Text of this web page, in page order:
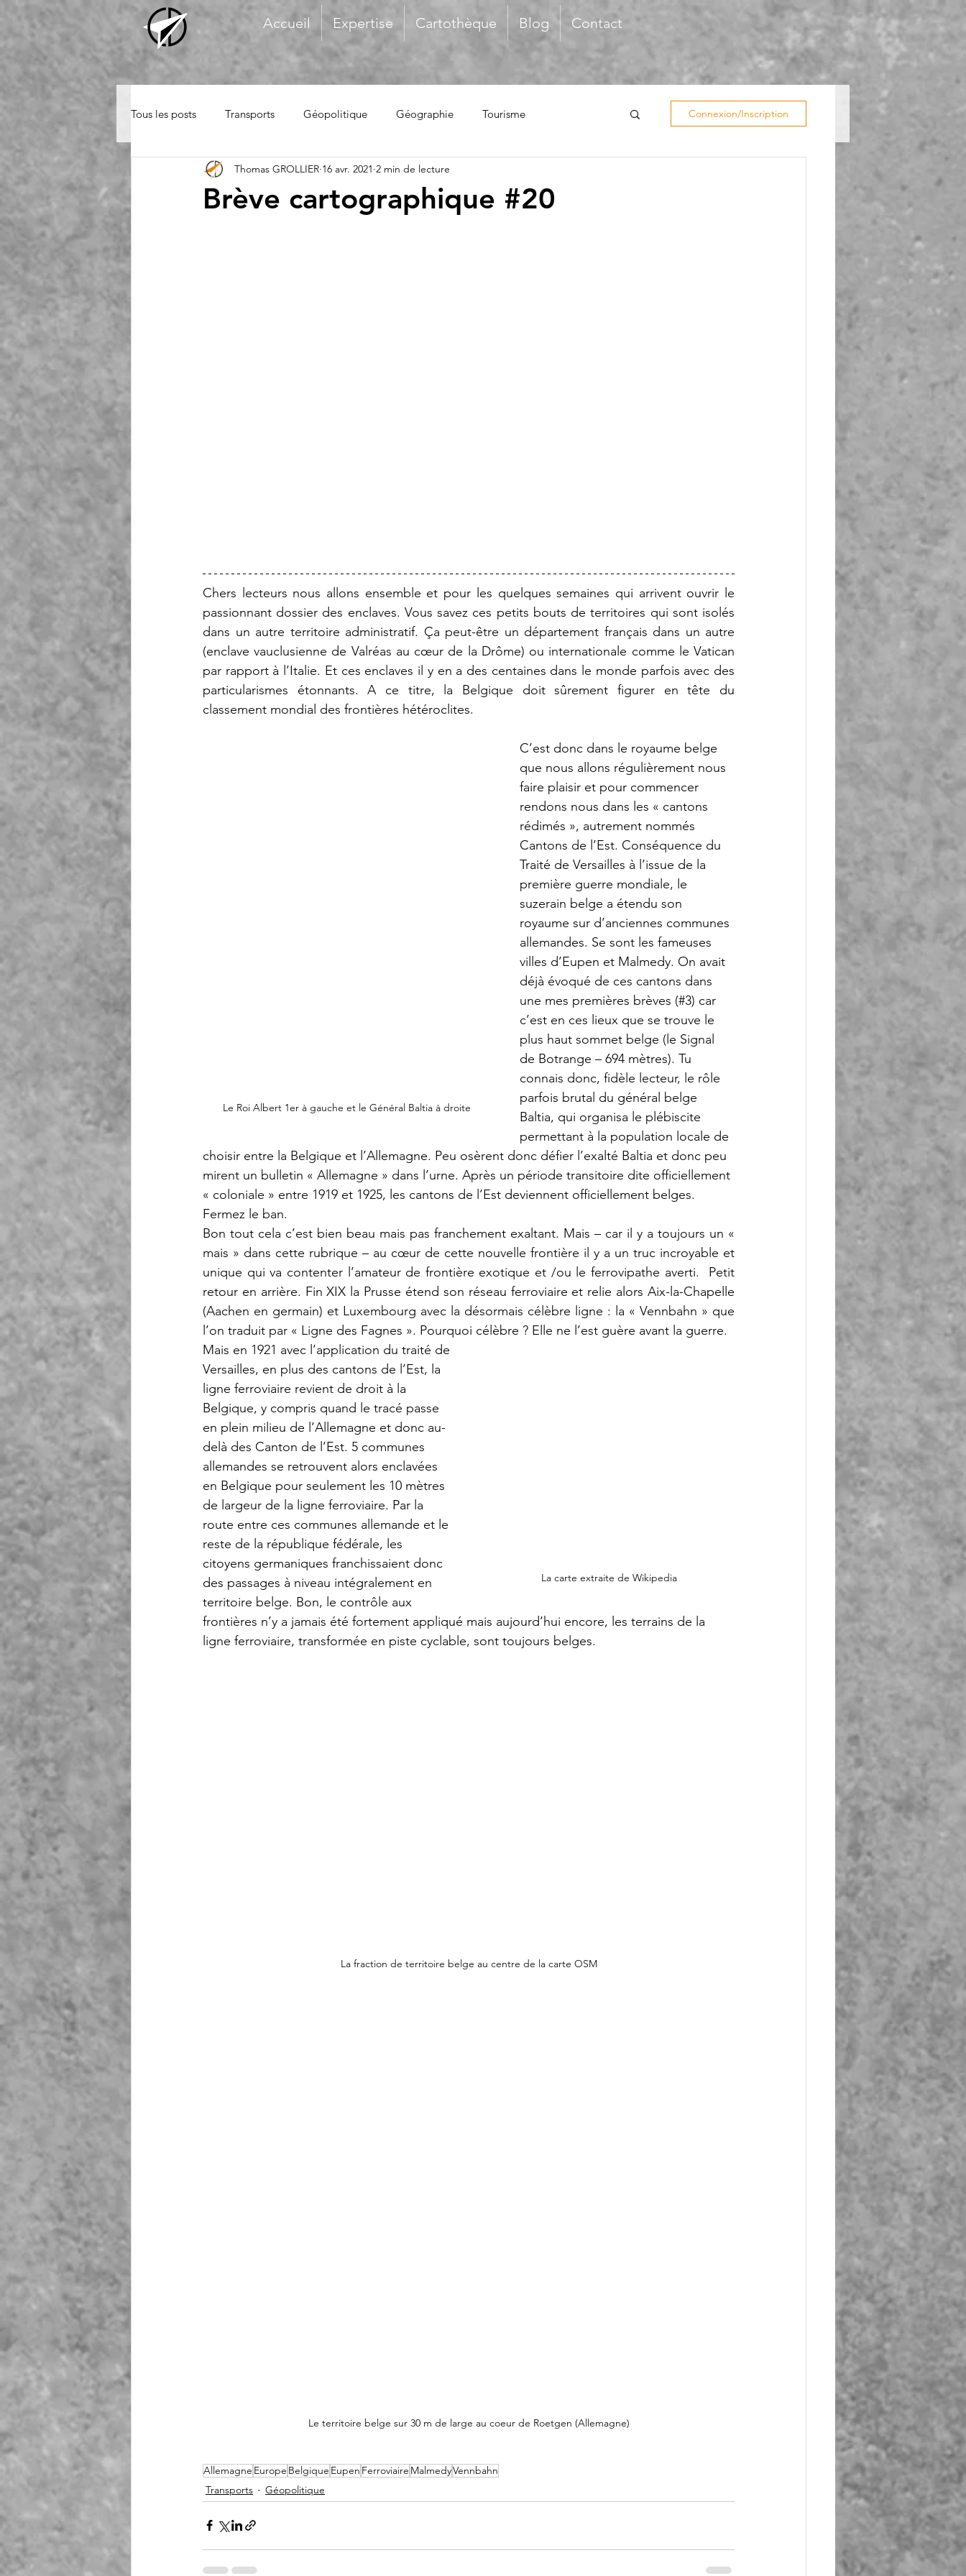
Accueil Expertise Cartothèque Blog Contact
Tous les posts Transports Géopolitique Géographie Tourisme Connexion/Inscription
Brève cartographique #20
Thomas GROLLIER 16 avr. 2021 2 min de lecture
Chers lecteurs nous allons ensemble et pour les quelques semaines qui arrivent ouvrir le
passionnant dossier des enclaves. Vous savez ces petits bouts de territoires qui sont isolés
dans un autre territoire administratif. Ça peut-être un département français dans un autre
(enclave vauclusienne de Valréas au cœur de la Drôme) ou internationale comme le Vatican
par rapport à l’Italie. Et ces enclaves il y en a des centaines dans le monde parfois avec des
particularismes étonnants. A ce titre, la Belgique doit sûrement figurer en tête du
classement mondial des frontières hétéroclites.
Le Roi Albert 1er à gauche et le Général Baltia à droite
C’est donc dans le royaume belge
que nous allons régulièrement nous
faire plaisir et pour commencer
rendons nous dans les « cantons
rédimés », autrement nommés
Cantons de l’Est. Conséquence du
Traité de Versailles à l’issue de la
première guerre mondiale, le
suzerain belge a étendu son
royaume sur d’anciennes communes
allemandes. Se sont les fameuses
villes d’Eupen et Malmedy. On avait
déjà évoqué de ces cantons dans
une mes premières brèves (#3) car
c’est en ces lieux que se trouve le
plus haut sommet belge (le Signal
de Botrange – 694 mètres). Tu
connais donc, fidèle lecteur, le rôle
parfois brutal du général belge
Baltia, qui organisa le plébiscite
permettant à la population locale de
choisir entre la Belgique et l’Allemagne. Peu osèrent donc défier l’exalté Baltia et donc peu
mirent un bulletin « Allemagne » dans l’urne. Après un période transitoire dite officiellement
« coloniale » entre 1919 et 1925, les cantons de l’Est deviennent officiellement belges.
Fermez le ban.
Bon tout cela c’est bien beau mais pas franchement exaltant. Mais – car il y a toujours un «
mais » dans cette rubrique – au cœur de cette nouvelle frontière il y a un truc incroyable et
unique qui va contenter l’amateur de frontière exotique et /ou le ferrovipathe averti.  Petit
retour en arrière. Fin XIX la Prusse étend son réseau ferroviaire et relie alors Aix-la-Chapelle
(Aachen en germain) et Luxembourg avec la désormais célèbre ligne : la « Vennbahn » que
l’on traduit par « Ligne des Fagnes ». Pourquoi célèbre ? Elle ne l’est guère avant la guerre.
La carte extraite de Wikipedia
Mais en 1921 avec l’application du traité de
Versailles, en plus des cantons de l’Est, la
ligne ferroviaire revient de droit à la
Belgique, y compris quand le tracé passe
en plein milieu de l’Allemagne et donc au-
delà des Canton de l’Est. 5 communes
allemandes se retrouvent alors enclavées
en Belgique pour seulement les 10 mètres
de largeur de la ligne ferroviaire. Par la
route entre ces communes allemande et le
reste de la république fédérale, les
citoyens germaniques franchissaient donc
des passages à niveau intégralement en
territoire belge. Bon, le contrôle aux
frontières n’y a jamais été fortement appliqué mais aujourd’hui encore, les terrains de la
ligne ferroviaire, transformée en piste cyclable, sont toujours belges.
La fraction de territoire belge au centre de la carte OSM
Le territoire belge sur 30 m de large au coeur de Roetgen (Allemagne)
Allemagne Europe Belgique Eupen Ferroviaire MalmedyVennbahn
Transports
Géopolitique